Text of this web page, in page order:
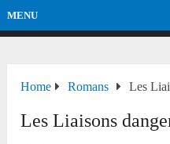
MENU
Home Romans Les
Les Liaisons